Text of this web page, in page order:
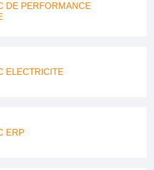
DE PERFORMANCE
ELECTRICITE
ERP